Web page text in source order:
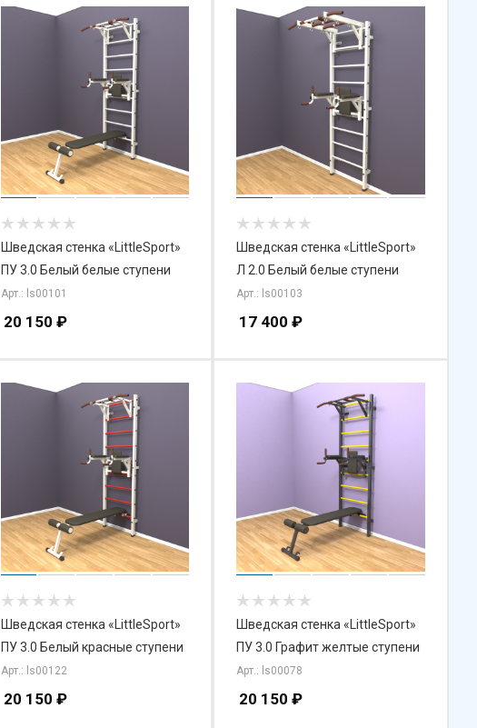
Шведская стенка «LittleSport»
ПУ 3.0 Белый белые ступени
Арт.: ls00101
20 150 ₽
Шведская стенка «LittleSport»
Л 2.0 Белый белые ступени
Арт.: ls00103
17 400 ₽
Шведская стенка «LittleSport»
ПУ 3.0 Белый красные ступени
Арт.: ls00122
20 150 ₽
Шведская стенка «LittleSport»
ПУ 3.0 Графит желтые ступени
Арт.: ls00078
20 150 ₽